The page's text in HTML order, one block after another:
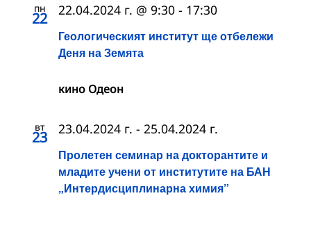
пн
22
Геологическият институт ще отбележи
Деня на Земята
22.04.2024 г. @ 9:30 - 17:30
кино Одеон
вт
23
Пролетен семинар на докторантите и
младите учени от институтите на БАН
„Интердисциплинарна химия”
23.04.2024 г. - 25.04.2024 г.